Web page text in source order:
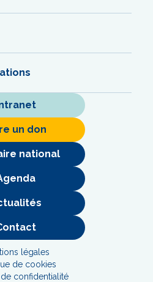
un don
national
légales
de cookies
confidentialité